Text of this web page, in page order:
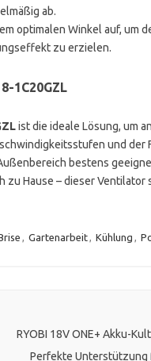
ab.
optimalen Winkel auf, um
zu erzielen.
1C20GZL
ist die ideale Lösung, um
und der
bestens
zu Hause – dieser Ventilator
, Gartenarbeit, Kühlung ,
RYOBI 18V ONE+ Akku-
Perfekte Unterstützung